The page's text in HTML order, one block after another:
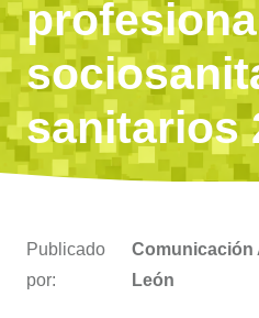
sanitarios
Publicado
por:
Comunicación
León